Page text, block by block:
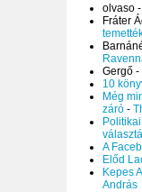
olvaso -
Fráter
Gergő -
10
Még
záró -
A
Előd
Kepes
András